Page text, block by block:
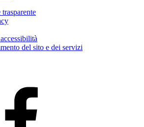
del sito e dei servizi